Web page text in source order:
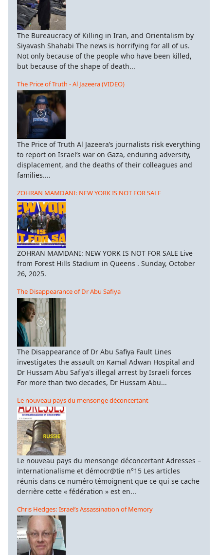
The Bureaucracy of Killing in Iran, and Orientalism by
Siyavash Shahabi The news is horrifying for all of us.
Not only because of the people who have been killed,
but because of the shape of death...
The Price of Truth - Al Jazeera (VIDEO)
The Price of Truth Al Jazeera’s journalists risk everything
to report on Israel’s war on Gaza, enduring adversity,
displacement, and the deaths of their colleagues and
families....
ZOHRAN MAMDANI: NEW YORK IS NOT FOR SALE
ZOHRAN MAMDANI: NEW YORK IS NOT FOR SALE Live
from Forest Hills Stadium in Queens . Sunday, October
26, 2025.
The Disappearance of Dr Abu Safiya
The Disappearance of Dr Abu Safiya Fault Lines
investigates the assault on Kamal Adwan Hospital and
Dr Hussam Abu Safiya's illegal arrest by Israeli forces
For more than two decades, Dr Hussam Abu...
Le nouveau pays du mensonge déconcertant
Le nouveau pays du mensonge déconcertant Adresses –
internationalisme et démocr@tie n°15 Les articles
réunis dans ce numéro témoignent que ce qui se cache
derrière cette « fédération » est en...
Chris Hedges: Israel’s Assassination of Memory